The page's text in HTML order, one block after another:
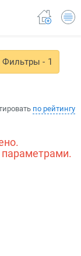
Фильтры- 1
по рейтингу
параметрами.